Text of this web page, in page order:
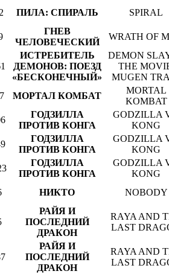
ПИЛА: СПИРАЛЬ
SPIRAL
ГНЕВ
ЧЕЛОВЕЧЕСКИЙ
WRATH OF
ИСТРЕБИТЕЛЬ
ДЕМОНОВ: ПОЕЗД
«БЕСКОНЕЧНЫЙ»
DEMON
THE
MUGEN
МОРТАЛ КОМБАТ
MORTAL
KOMBAT
ГОДЗИЛЛА
ПРОТИВ КОНГА
GODZILLA
KONG
ГОДЗИЛЛА
ПРОТИВ КОНГА
GODZILLA
KONG
ГОДЗИЛЛА
ПРОТИВ КОНГА
GODZILLA
KONG
НИКТО NOBODY
РАЙЯ И
ПОСЛЕДНИЙ
ДРАКОН
RAYA AND
LAST
РАЙЯ И
ПОСЛЕДНИЙ
ДРАКОН
RAYA AND
LAST